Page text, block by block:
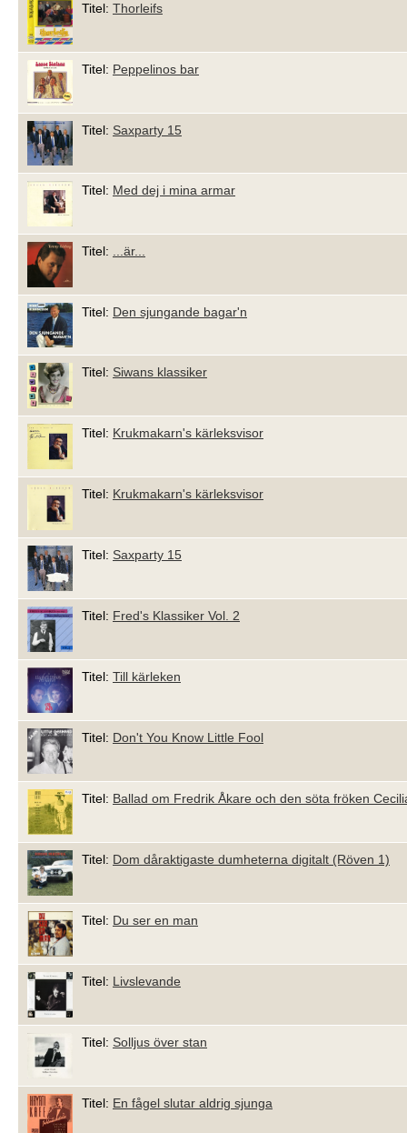
Titel: Thorleifs
Titel: Peppelinos bar
Titel: Saxparty 15
Titel: Med dej i mina armar
Titel: ...är...
Titel: Den sjungande bagar'n
Titel: Siwans klassiker
Titel: Krukmakarn's kärleksvisor
Titel: Krukmakarn's kärleksvisor
Titel: Saxparty 15
Titel: Fred's Klassiker Vol. 2
Titel: Till kärleken
Titel: Don't You Know Little Fool
Titel: Ballad om Fredrik Åkare och den söta fröken
Titel: Dom dåraktigaste dumheterna digitalt (Röven 1)
Titel: Du ser en man
Titel: Livslevande
Titel: Solljus över stan
Titel: En fågel slutar aldrig sjunga